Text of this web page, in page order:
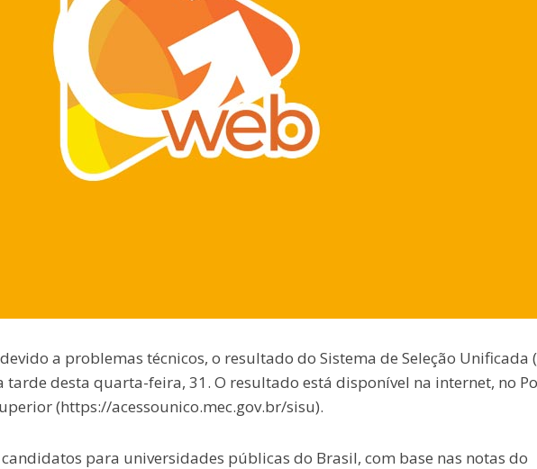
a problemas técnicos, o resultado do Sistema de Seleção Unificada
desta quarta-feira, 31. O resultado está disponível na internet, no
(https://acessounico.mec.gov.br/sisu).
para universidades públicas do Brasil, com base nas notas do